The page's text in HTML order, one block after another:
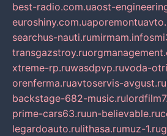
best-radio.com.uaost-
euroshiny.com.ua
searchus-nauti.rumirmam.info
transgazstroy.ru
xtreme-rp.ruwasdpvp.ruvoda-
orenferma.ruavtoservis-avgust.ru
backstage-682-music.ru
prime-cars63.ruun-believable.ru
legardoauto.rulithasa.rumuz-1.ru